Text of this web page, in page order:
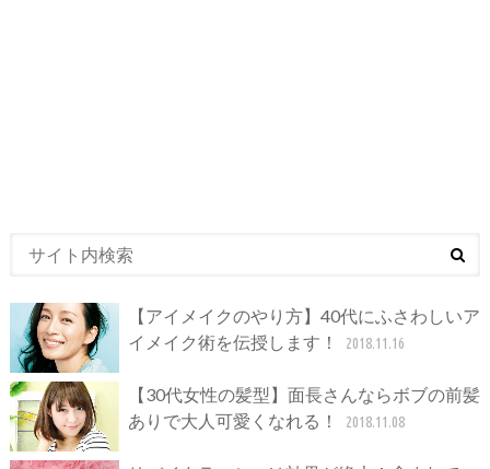
【アイメイクのやり方】40代にふさわしいア
イメイク術を伝授します！
2018.11.16
【30代女性の髪型】面長さんならボブの前髪
ありで大人可愛くなれる！
2018.11.08